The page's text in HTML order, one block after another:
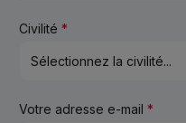
Civilité *
Votre adresse e-mail *